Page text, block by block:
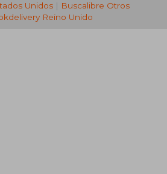
Unidos| Buscalibre Otros
Reino Unido